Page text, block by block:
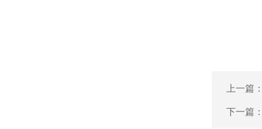
上一篇
下一篇